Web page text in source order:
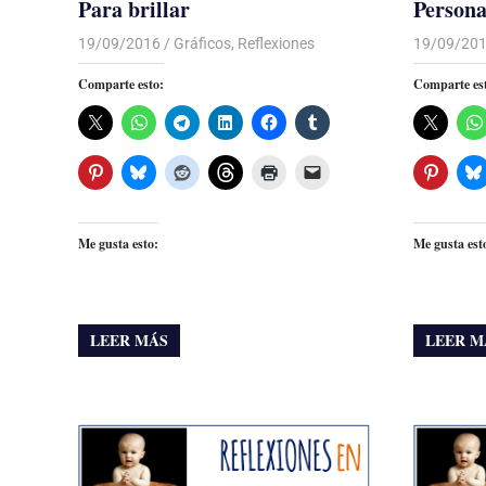
Para brillar
19/09/2016 Luis Castellanos
Gráficos, Reflexiones
Comparte esto:
Me gusta esto:
LEER MÁS
19/09/
Comparte
Me gusta
LEER